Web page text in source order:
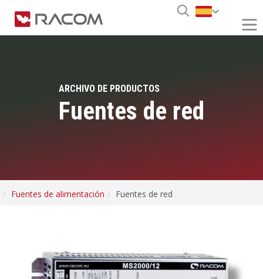
ARCHIVO DE PRODUCTOS
Fuentes de red
Fuentes de alimentación Fuentes de red